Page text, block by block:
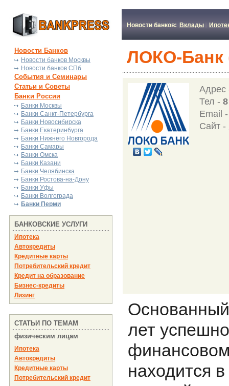
Новости банков: Вклады
Новости Банков
Новости банков Москвы
Новости банков СПб
События и Семинары
Статьи и Советы
Банки России
Банки Москвы
Банки Санкт-Петербурга
Банки Новосибирска
Банки Екатеринбурга
Банки Нижнего Новгорода
Банки Самары
Банки Омска
Банки Казани
Банки Челябинска
Банки Ростова-на-Дону
Банки Уфы
Банки Волгограда
Банки Перми
БАНКОВСКИЕ УСЛУГИ
Ипотека
Автокредиты
Кредитные карты
Потребительский кредит
Кредит на образование
Бизнес-кредиты
Лизинг
СТАТЬИ ПО ТЕМАМ
физическим лицам
Ипотека
Автокредиты
Кредитные карты
Потребительский кредит
ЛОКО-Банк
Тел -
Email
Сайт -
лет
находится